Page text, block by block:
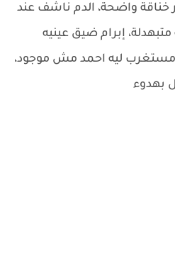
خناقة واضحة، الدم ناشف عند
إبرام ضيق عينيه
ليه احمد مش موجود،
بهدوء